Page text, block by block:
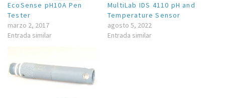
EcoSense pH10A Pen
Tester
marzo 2, 2017
Entrada similar
MultiLab IDS 4110 pH and
Temperature Sensor
agosto 5, 2022
Entrada similar